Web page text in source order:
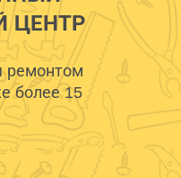
ЦЕНТР
более 15